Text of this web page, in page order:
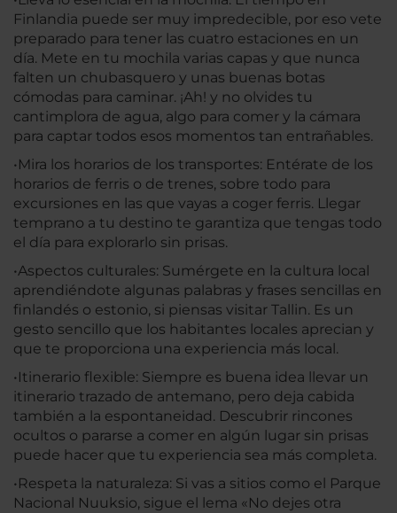
Finlandia puede ser muy impredecible, por eso vete
preparado para tener las cuatro estaciones en un
día. Mete en tu mochila varias capas y que nunca
falten un chubasquero y unas buenas botas
cómodas para caminar. ¡Ah! y no olvides tu
cantimplora de agua, algo para comer y la cámara
para captar todos esos momentos tan entrañables.
•Mira los horarios de los transportes: Entérate de los
horarios de ferris o de trenes, sobre todo para
excursiones en las que vayas a coger ferris. Llegar
temprano a tu destino te garantiza que tengas todo
el día para explorarlo sin prisas.
•Aspectos culturales: Sumérgete en la cultura local
aprendiéndote algunas palabras y frases sencillas en
finlandés o estonio, si piensas visitar Tallin. Es un
gesto sencillo que los habitantes locales aprecian y
que te proporciona una experiencia más local.
•Itinerario flexible: Siempre es buena idea llevar un
itinerario trazado de antemano, pero deja cabida
también a la espontaneidad. Descubrir rincones
ocultos o pararse a comer en algún lugar sin prisas
puede hacer que tu experiencia sea más completa.
•Respeta la naturaleza: Si vas a sitios como el Parque
Nacional Nuuksio, sigue el lema «No dejes otra